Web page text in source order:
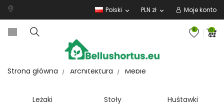
Polski expand_more PLN zł expand_more Moje konto
0 0

Strona główna Architektura Meble
Leżaki Stoły Huśtawki